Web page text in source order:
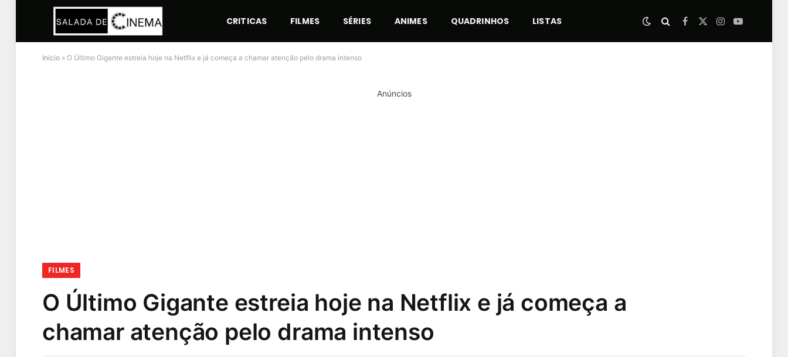
CRITICAS FILMES SÉRIES ANIMES QUADRINHOS LISTAS Facebook
X
Instagram
YouTube
Início » O Último Gigante estreia hoje na Netflix e já começa a chamar atenção pelo drama intenso
Anúncios
FILMES
O Último Gigante estreia hoje na Netflix e já começa a
chamar atenção pelo drama intenso